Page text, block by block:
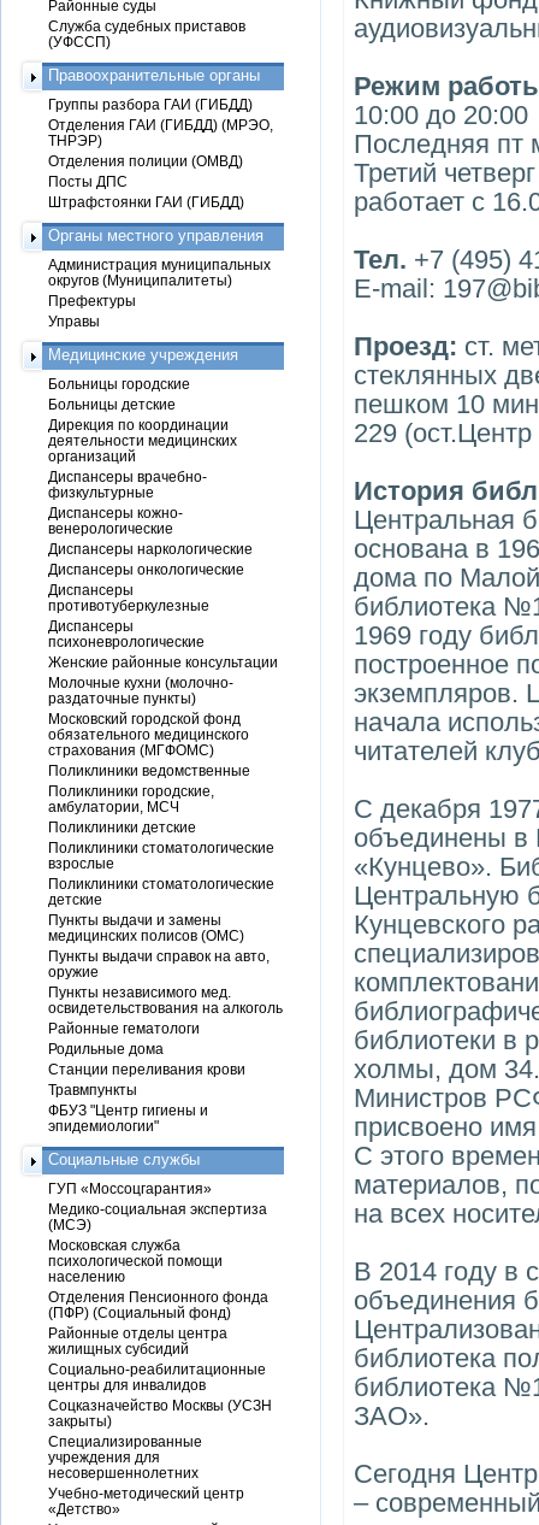
Режим
10:00 до 20:00
Последняя пт
Третий
работает с
Тел. +7 (495)
E-mail:
Проезд: ст.
стеклянных
пешком 10
229
История
Центральная
основана в
дома по
библиотека
1969 году
построенное
экземпляров.
начала
читателей
С декабря
объединены в
«Кунцево».
Центральную
Кунцевского
библиотеки в
холмы, дом
Министров
присвоено
С этого
материалов,
на всех
В 2014 году в
объединения
библиотека
библиотека
ЗАО».
Сегодня
–
Районные суды
Служба судебных приставов
(УФССП)
Правоохранительные органы
Группы разбора ГАИ (ГИБДД)
Отделения ГАИ (ГИБДД) (МРЭО,
ТНРЭР)
Отделения полиции (ОМВД)
Посты ДПС
Штрафстоянки ГАИ (ГИБДД)
Органы местного управления
Администрация муниципальных
округов (Муниципалитеты)
Префектуры
Управы
Медицинские учреждения
Больницы городские
Больницы детские
Дирекция по координации
деятельности медицинских
организаций
Диспансеры врачебно-
физкультурные
Диспансеры кожно-
венерологические
Диспансеры наркологические
Диспансеры онкологические
Диспансеры
противотуберкулезные
Диспансеры
психоневрологические
Женские районные консультации
Молочные кухни (молочно-
раздаточные пункты)
Московский городской фонд
обязательного медицинского
страхования (МГФОМС)
Поликлиники ведомственные
Поликлиники городские,
амбулатории, МСЧ
Поликлиники детские
Поликлиники стоматологические
взрослые
Поликлиники стоматологические
детские
Пункты выдачи и замены
медицинских полисов (ОМС)
Пункты выдачи справок на авто,
оружие
Пункты независимого мед.
освидетельствования на алкоголь
Районные гематологи
Родильные дома
Станции переливания крови
Травмпункты
ФБУЗ "Центр гигиены и
эпидемиологии"
Социальные службы
ГУП «Моссоцгарантия»
Медико-социальная экспертиза
(МСЭ)
Московская служба
психологической помощи
населению
Отделения Пенсионного фонда
(ПФР) (Социальный фонд)
Районные отделы центра
жилищных субсидий
Социально-реабилитационные
центры для инвалидов
Соцказначейство Москвы (УСЗН
закрыты)
Специализированные
учреждения для
несовершеннолетних
Учебно-методический центр
«Детство»